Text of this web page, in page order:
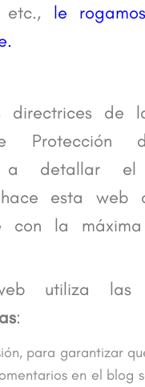
etc., le
directrices de
Protección
a detallar
esta web
con la
utiliza las
:
para garantizar
en el blog